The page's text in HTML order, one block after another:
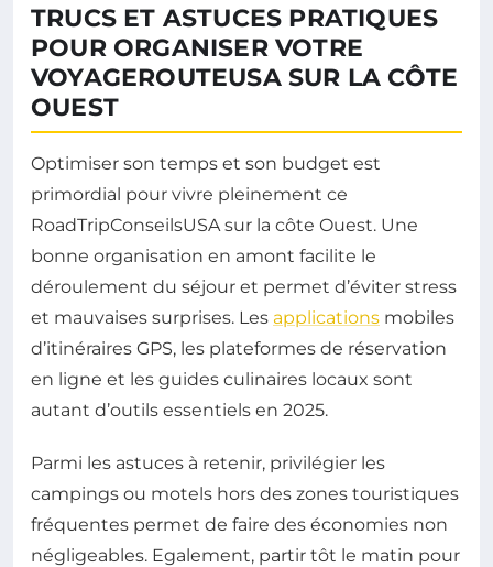
TRUCS ET ASTUCES PRATIQUES
POUR ORGANISER VOTRE
VOYAGEROUTEUSA SUR LA CÔTE
OUEST
Optimiser son temps et son budget est
primordial pour vivre pleinement ce
RoadTripConseilsUSA sur la côte Ouest. Une
bonne organisation en amont facilite le
déroulement du séjour et permet d’éviter stress
et mauvaises surprises. Les applications mobiles
d’itinéraires GPS, les plateformes de réservation
en ligne et les guides culinaires locaux sont
autant d’outils essentiels en 2025.
Parmi les astuces à retenir, privilégier les
campings ou motels hors des zones touristiques
fréquentes permet de faire des économies non
négligeables. Egalement, partir tôt le matin pour